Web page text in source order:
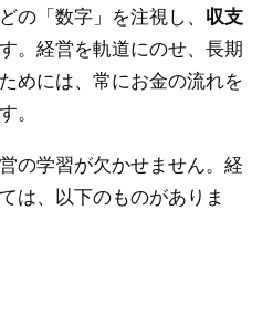
の「数字」を注視し、 収支
。経営を軌道にのせ、長期
めには、常にお金の流れを
。
の学習が欠かせません。経
は、以下のものがありま